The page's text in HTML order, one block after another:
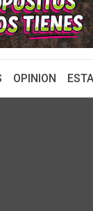
OPINION